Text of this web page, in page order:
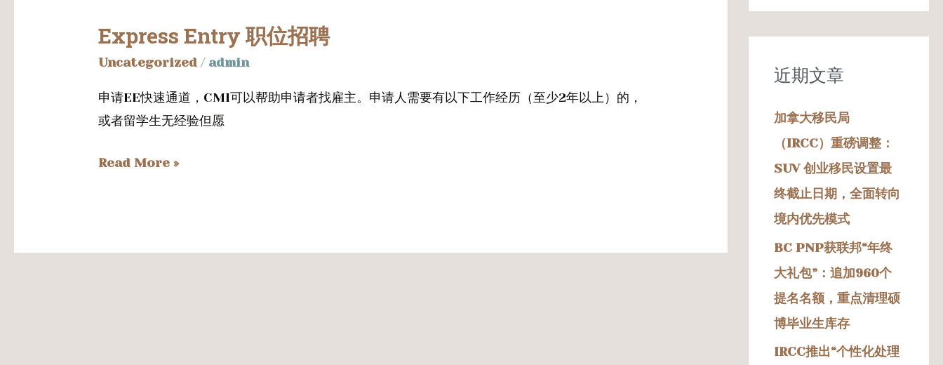
析
Express Entry 职位招聘
Uncategorized / admin
申请EE快速通道，CMI可以帮助申请者找雇主。申请人需要有以下工作经历（至少2年以上）的，
或者留学生无经验但愿
Express
Entry
位
招
Read More »
近期文章
加拿大移民局
（IRCC）重磅调整：
SUV 创业移民设置最
终截止日期，全面转向
境内优先模式
BC PNP获联邦“年终
大礼包”：追加960个
提名名额，重点清理硕
博毕业生库存
IRCC推出“个性化处理